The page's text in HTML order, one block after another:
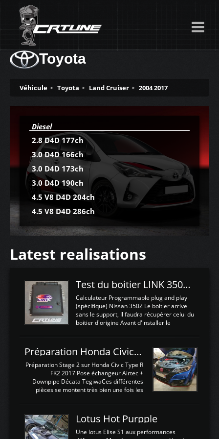
Toyota
Véhicule Toyota Land Cruiser 2004 2017
Diesel
2.8 D4D 177ch
3.0 D4D 166ch
3.0 D4D 173ch
3.0 D4D 190ch
4.5 V8 D4D 204ch
4.5 V8 D4D 286ch
Latest realisations
Test du boitier LINK 350Z Plugin ECU
Calculateur Programmable plug and play
(spécifique) Nissan 350Z Le boitier arrive
sans le support, Il faudra récupérer celui du
boitier d'origine Avant d'installer le
d'envoyer l'information de la large bande
dans le boitier. sydney sweeney deepfake
La sortie 0-5V de l'afr sera connectée sur
l'entrée AN Volt 8 et GndAN pour
Analogique, et Volt car l'information est une
tension (Pas une résistance variable d'un
est temps de brancher le ...
Préparation Honda Civic Type R FK2
Préparation Stage 2 sur Honda Civic Type R
FK2 2017 Pose échangeur Airtec +
Downpipe Décata TegiwaCes différentes
pièces se montent très bien une fois les
légere découpe du plastique inferieur,
negénant en rien la structure ou le
fonctionnement du fond plat. Une
Lotus Hot Purpple
Une lotus Elise S1 aux performances